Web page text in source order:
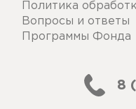
Политика
Вопросы и ответы
Программы Фонда
8